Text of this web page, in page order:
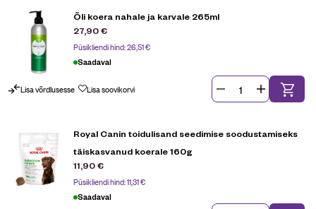
Õli koera nahale ja karvale 265ml
27,90€
Püsikliendi hind:26,51€
Saadaval
Lisa võrdlusesse Lisa soovikorvi
Royal Canin toidulisand seedimise soodustamiseks
täiskasvanud koerale 160g
11,90€
Püsikliendi hind:11,31€
Saadaval